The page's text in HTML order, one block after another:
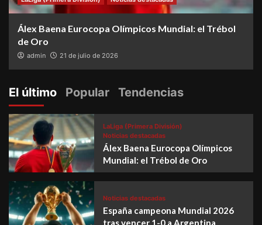
Álex Baena Eurocopa Olímpicos Mundial: el Trébol
de Oro
admin 21 de julio de 2026
El último Popular Tendencias
LaLiga (Primera División)
Noticias destacadas
Álex Baena Eurocopa Olímpicos
Mundial: el Trébol de Oro
Noticias destacadas
España campeona Mundial 2026
tras vencer 1-0 a Argentina